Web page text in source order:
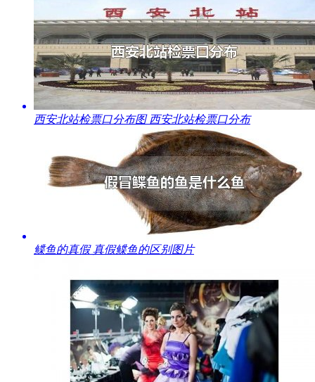
​西安北站检票口分布图 西安北站检票口分布
​鲽鱼的真假 真假鲽鱼的区别图片